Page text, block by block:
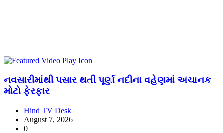
નવસારીમાંથી પસાર થતી પૂર્ણા નદીના વહેણમાં અચાનક
મોટો ફેરફાર
Hind TV Desk
August 7, 2026
0